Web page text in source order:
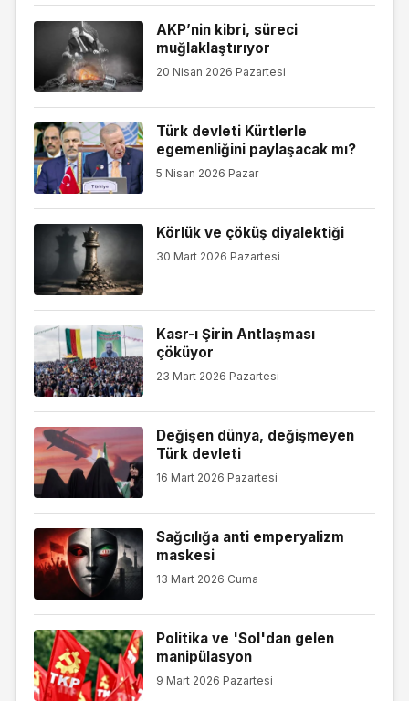
AKP’nin kibri, süreci
muğlaklaştırıyor
20 Nisan 2026 Pazartesi
Türk devleti Kürtlerle
egemenliğini paylaşacak mı?
5 Nisan 2026 Pazar
Körlük ve çöküş diyalektiği
30 Mart 2026 Pazartesi
Kasr-ı Şirin Antlaşması
çöküyor
23 Mart 2026 Pazartesi
Değişen dünya, değişmeyen
Türk devleti
16 Mart 2026 Pazartesi
Sağcılığa anti emperyalizm
maskesi
13 Mart 2026 Cuma
Politika ve 'Sol'dan gelen
manipülasyon
9 Mart 2026 Pazartesi